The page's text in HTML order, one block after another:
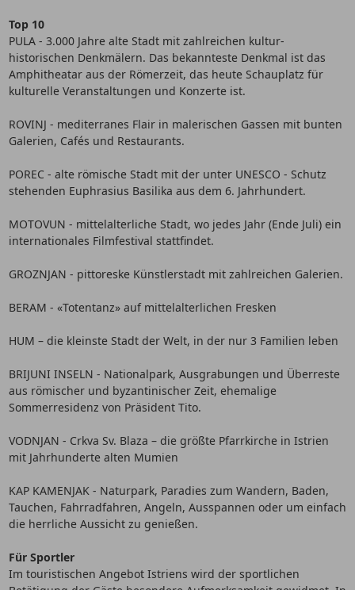
Top 10
PULA - 3.000 Jahre alte Stadt mit zahlreichen kultur-
historischen Denkmälern. Das bekannteste Denkmal ist das
Amphitheatar aus der Römerzeit, das heute Schauplatz für
kulturelle Veranstaltungen und Konzerte ist.
ROVINJ - mediterranes Flair in malerischen Gassen mit bunten
Galerien, Cafés und Restaurants.
POREC - alte römische Stadt mit der unter UNESCO - Schutz
stehenden Euphrasius Basilika aus dem 6. Jahrhundert.
MOTOVUN - mittelalterliche Stadt, wo jedes Jahr (Ende Juli) ein
internationales Filmfestival stattfindet.
GROZNJAN - pittoreske Künstlerstadt mit zahlreichen Galerien.
BERAM - «Totentanz» auf mittelalterlichen Fresken
HUM – die kleinste Stadt der Welt, in der nur 3 Familien leben
BRIJUNI INSELN - Nationalpark, Ausgrabungen und Überreste
aus römischer und byzantinischer Zeit, ehemalige
Sommerresidenz von Präsident Tito.
VODNJAN - Crkva Sv. Blaza – die größte Pfarrkirche in Istrien
mit Jahrhunderte alten Mumien
KAP KAMENJAK - Naturpark, Paradies zum Wandern, Baden,
Tauchen, Fahrradfahren, Angeln, Ausspannen oder um einfach
die herrliche Aussicht zu genießen.
Für Sportler
Im touristischen Angebot Istriens wird der sportlichen